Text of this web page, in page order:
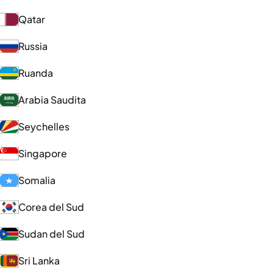
Qatar
Russia
Ruanda
Arabia Saudita
Seychelles
Singapore
Somalia
Corea del Sud
Sudan del Sud
Sri Lanka